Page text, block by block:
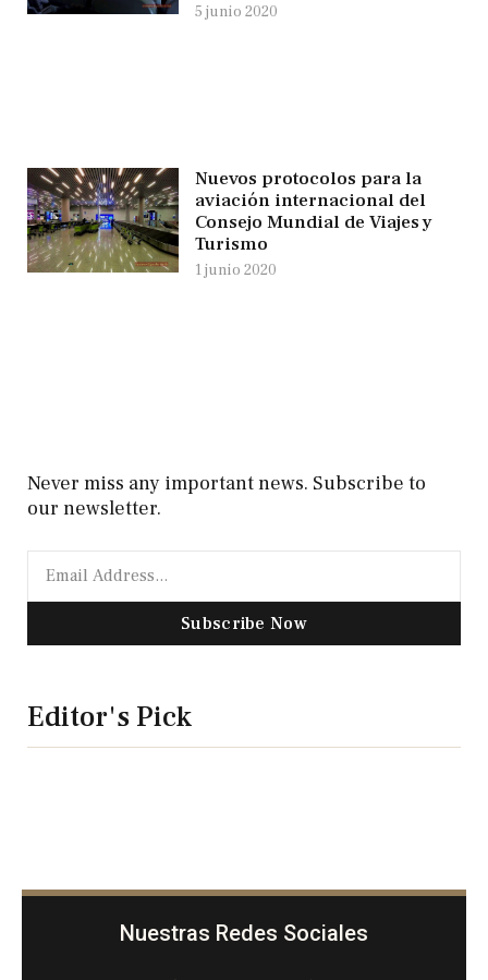
5 junio 2020
Nuevos protocolos para la
aviación internacional del
Consejo Mundial de Viajes y
Turismo
1 junio 2020
Never miss any important news. Subscribe to
our newsletter.
Subscribe Now
Editor's Pick
Nuestras Redes Sociales